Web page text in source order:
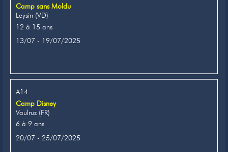
Camp sans Moldu
Leysin (VD)
12 à 15 ans
13/07 - 19/07/2025
A14
Camp Disney
Vaulruz (FR)
6 à 9 ans
20/07 - 25/07/2025